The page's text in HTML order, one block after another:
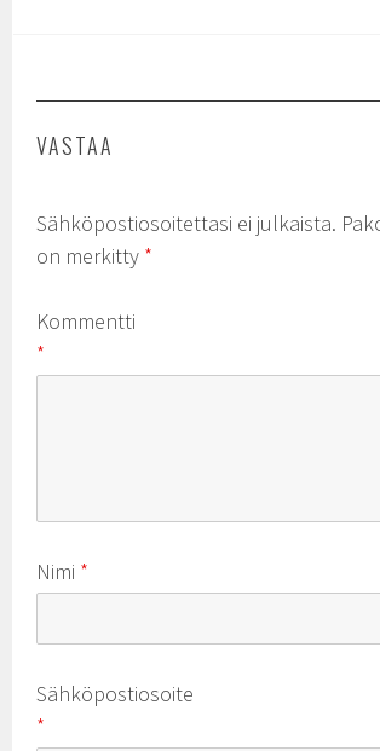
VASTAA
Sähköpostiosoitettasi ei julkaista.
on merkitty *
Kommentti
*
Nimi *
Sähköpostiosoite
*